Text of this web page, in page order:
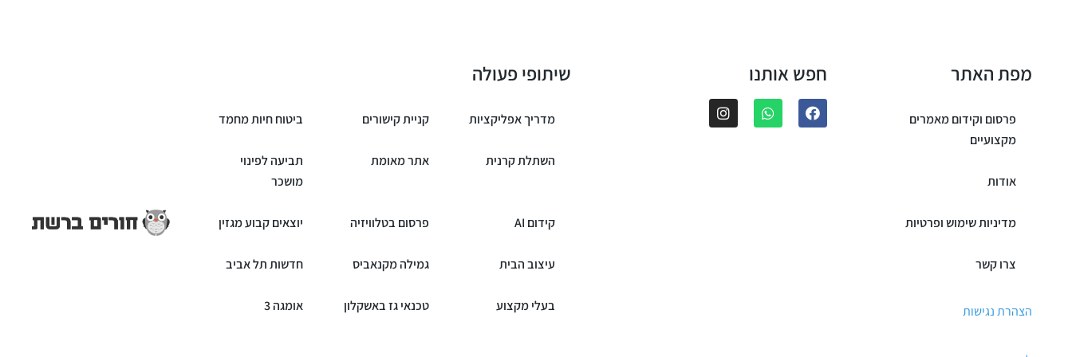
מפת האתר
פרסום וקידום מאמרים
מקצועיים
אודות
מדיניות שימוש ופרטיות
צרו קשר
הצהרת נגישות
חפש אותנו שיתופי פעולה
מדריך אפליקציות קניית קישורים ביטוח חיות מחמד
השתלת קרנית אתר מאומת
תביעה לפינוי
מושכר
קידום AI פרסום בטלוויזיה יוצאים קבוע מגזין
עיצוב הבית גמילה מקנאביס חדשות תל אביב
בעלי מקצוע טכנאי גז באשקלון אומגה 3